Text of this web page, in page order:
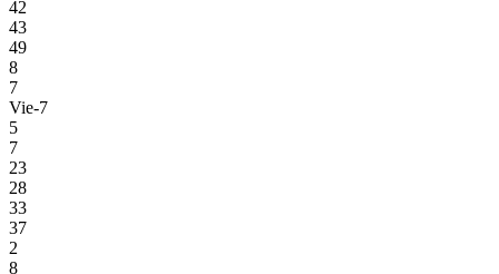
42
43
49
8
7
Vie-7
5
7
23
28
33
37
2
8